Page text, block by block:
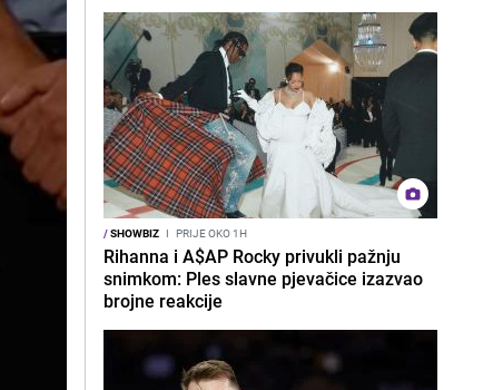
/SHOWBIZ I PRIJE OKO 1H
Rihanna i A$AP Rocky privukli pažnju
snimkom: Ples slavne pjevačice izazvao
brojne reakcije